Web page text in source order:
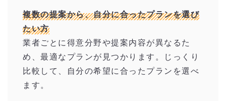
複数の提案から、自分に合ったプランを選び
たい方
業者ごとに得意分野や提案内容が異なるた
め、最適なプランが見つかります。じっくり
比較して、自分の希望に合ったプランを選べ
ます。